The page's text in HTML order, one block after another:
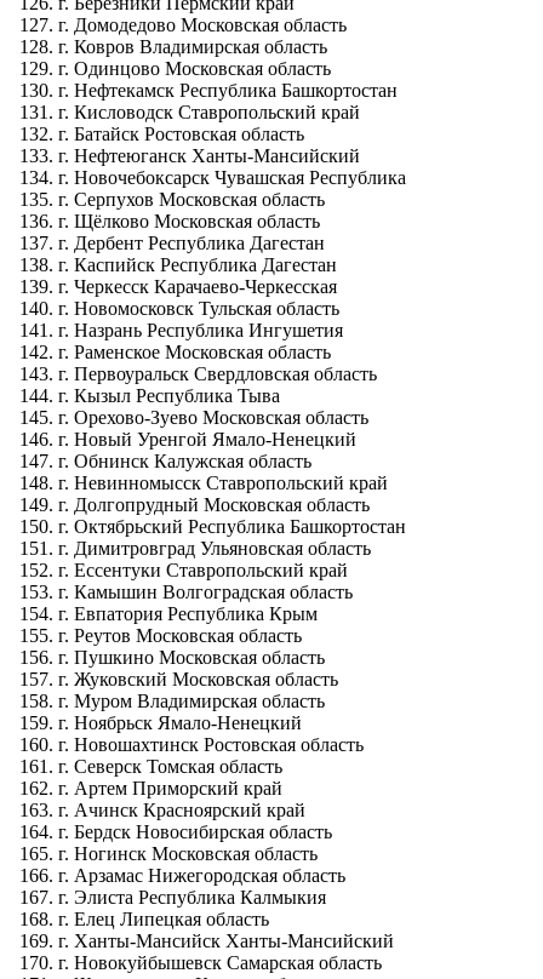
г. Домодедово Московская область
г. Ковров Владимирская область
г. Одинцово Московская область
г. Нефтекамск Республика Башкортостан
г. Кисловодск Ставропольский край
г. Батайск Ростовская область
г. Нефтеюганск Ханты-Мансийский
г. Новочебоксарск Чувашская Республика
г. Серпухов Московская область
г. Щёлково Московская область
г. Дербент Республика Дагестан
г. Каспийск Республика Дагестан
г. Черкесск Карачаево-Черкесская
г. Новомосковск Тульская область
г. Назрань Республика Ингушетия
г. Раменское Московская область
г. Первоуральск Свердловская область
г. Кызыл Республика Тыва
г. Орехово-Зуево Московская область
г. Новый Уренгой Ямало-Ненецкий
г. Обнинск Калужская область
г. Невинномысск Ставропольский край
г. Долгопрудный Московская область
г. Октябрьский Республика Башкортостан
г. Димитровград Ульяновская область
г. Ессентуки Ставропольский край
г. Камышин Волгоградская область
г. Евпатория Республика Крым
г. Реутов Московская область
г. Пушкино Московская область
г. Жуковский Московская область
г. Муром Владимирская область
г. Ноябрьск Ямало-Ненецкий
г. Новошахтинск Ростовская область
г. Северск Томская область
г. Артем Приморский край
г. Ачинск Красноярский край
г. Бердск Новосибирская область
г. Ногинск Московская область
г. Арзамас Нижегородская область
г. Элиста Республика Калмыкия
г. Елец Липецкая область
г. Ханты-Мансийск Ханты-Мансийский
г. Новокуйбышевск Самарская область